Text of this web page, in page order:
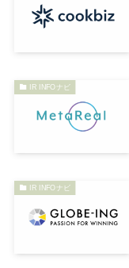
IR INFOナビ
IR INFOナビ